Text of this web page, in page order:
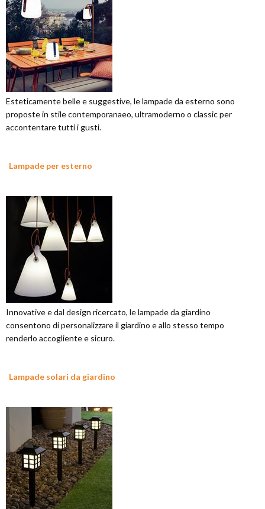
Esteticamente belle e suggestive, le lampade da esterno sono
proposte in stile contemporanaeo, ultramoderno o classic per
accontentare tutti i gusti.
Lampade per esterno
Innovative e dal design ricercato, le lampade da giardino
consentono di personalizzare il giardino e allo stesso tempo
renderlo accogliente e sicuro.
Lampade solari da giardino